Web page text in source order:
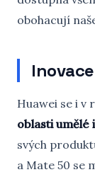
obohacují
Huawei se i v
oblasti umělé
svých
a Mate 50 se